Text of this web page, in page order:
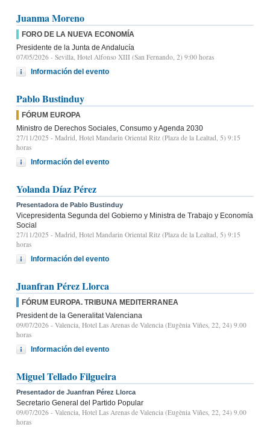
Juanma Moreno
FORO DE LA NUEVA ECONOMÍA
Presidente de la Junta de Andalucía
07/05/2026 - Sevilla, Hotel Alfonso XIII (San Fernando, 2) 9:00 horas
Información del evento
Pablo Bustinduy
FÓRUM EUROPA
Ministro de Derechos Sociales, Consumo y Agenda 2030
27/11/2025 - Madrid, Hotel Mandarin Oriental Ritz (Plaza de la Lealtad, 5) 9:15
horas
Información del evento
Yolanda Díaz Pérez
Presentadora de Pablo Bustinduy
Vicepresidenta Segunda del Gobierno y Ministra de Trabajo y Economía
Social
27/11/2025 - Madrid, Hotel Mandarin Oriental Ritz (Plaza de la Lealtad, 5) 9:15
horas
Información del evento
Juanfran Pérez Llorca
FÓRUM EUROPA. TRIBUNA MEDITERRANEA
President de la Generalitat Valenciana
09/07/2026 - Valencia, Hotel Las Arenas de Valencia (Eugènia Viñes, 22, 24) 9.00
horas
Información del evento
Miguel Tellado Filgueira
Presentador de Juanfran Pérez Llorca
Secretario General del Partido Popular
09/07/2026 - Valencia, Hotel Las Arenas de Valencia (Eugènia Viñes, 22, 24) 9.00
horas